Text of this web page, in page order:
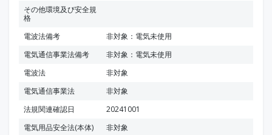
その他環境及び安全規
格
電波法備考
非対象：電気未使用
電気通信事業法備考
非対象：電気未使用
電波法
非対象
電気通信事業法
非対象
法規関連確認日
20241001
電気用品安全法(本体)
非対象